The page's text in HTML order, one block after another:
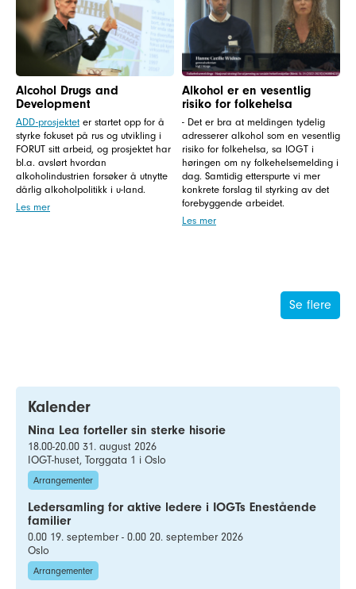
Alcohol Drugs and
Development
ADD-prosjektet er startet opp for å
styrke fokuset på rus og utvikling i
FORUT sitt arbeid, og prosjektet har
bl.a. avslørt hvordan
alkoholindustrien forsøker å utnytte
dårlig alkoholpolitikk i u-land.
Les mer
Alkohol er en vesentlig
risiko for folkehelsa
- Det er bra at meldingen tydelig
adresserer alkohol som en vesentlig
risiko for folkehelsa, sa IOGT i
høringen om ny folkehelsemelding i
dag. Samtidig etterspurte vi mer
konkrete forslag til styrking av det
forebyggende arbeidet.
Les mer
Se flere
Kalender
Nina Lea forteller sin sterke hisorie
18.00-20.00 31. august 2026
IOGT-huset, Torggata 1 i Oslo
Arrangementer
Ledersamling for aktive ledere i IOGTs Enestående
familier
0.00 19. september - 0.00 20. september 2026
Oslo
Arrangementer